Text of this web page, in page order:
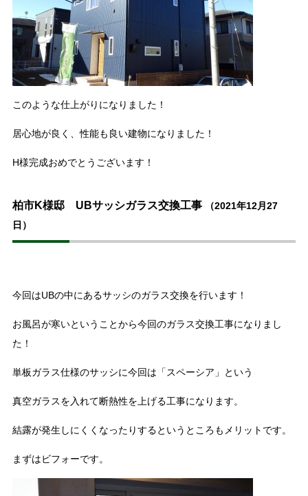
このような仕上がりになりました！
居心地が良く、性能も良い建物になりました！
H様完成おめでとうございます！
柏市K様邸 UBサッシガラス交換工事
（2021年12月27
日）
今回はUBの中にあるサッシのガラス交換を行います！
お風呂が寒いということから今回のガラス交換工事になりまし
た！
単板ガラス仕様のサッシに今回は「スペーシア」という
真空ガラスを入れて断熱性を上げる工事になります。
結露が発生しにくくなったりするというところもメリットです。
まずはビフォーです。